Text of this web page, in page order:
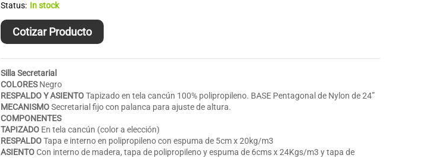
Status: In stock
Cotizar Producto
Silla Secretarial
COLORESNegro
RESPALDO YASIENTOTapizado en tela cancún 100% polipropileno. BASE Pentagonal de Nylon de 24”
MECANISMOSecretarial fijo con palanca para ajuste de altura.
COMPONENTES
TAPIZADO En tela cancún (color a elección)
RESPALDOTapa e interno en polipropileno con espuma de 5cm x 20kg/m3
ASIENTOCon interno de madera, tapa de polipropileno y espuma de 6cms x 24Kgs/m3 y tapa de